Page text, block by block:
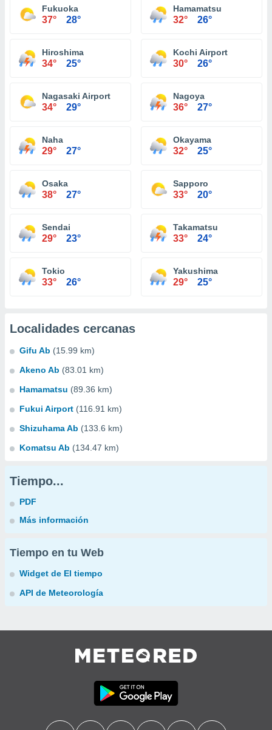
Fukuoka
37° 28°
Hamamatsu
32° 26°
Hiroshima
34° 25°
Kochi Airport
30° 26°
Nagasaki Airport
34° 29°
Nagoya
36° 27°
Naha
29° 27°
Okayama
32° 25°
Osaka
38° 27°
Sapporo
33° 20°
Sendai
29° 23°
Takamatsu
33° 24°
Tokio
33° 26°
Yakushima
29° 25°
Localidades cercanas
Gifu Ab (15.99 km)
Akeno Ab (83.01 km)
Hamamatsu (89.36 km)
Fukui Airport (116.91 km)
Shizuhama Ab (133.6 km)
Komatsu Ab (134.47 km)
Tiempo...
PDF
Más información
Tiempo en tu Web
Widget de El tiempo
API de Meteorología